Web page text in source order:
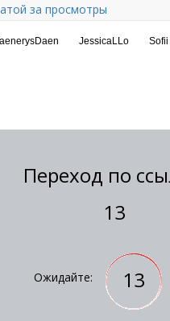
за просмотры
Переход по
13
Ожидайте: 13